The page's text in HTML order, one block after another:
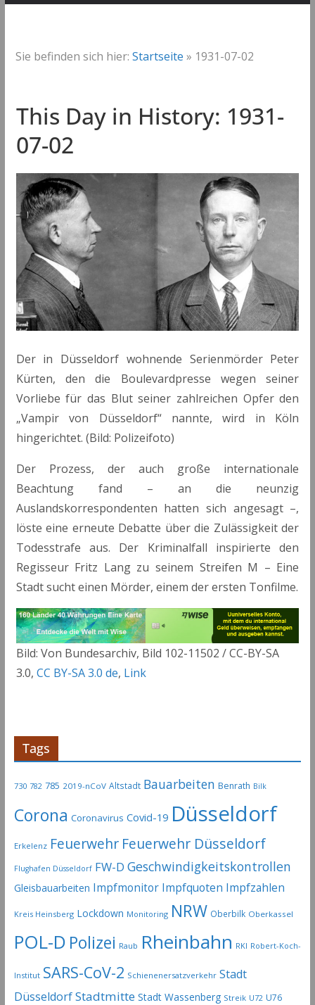
Sie befinden sich hier: Startseite » 1931-07-02
This Day in History: 1931-
07-02
Der in Düsseldorf wohnende Serienmörder Peter
Kürten, den die Boulevardpresse wegen seiner
Vorliebe für das Blut seiner zahlreichen Opfer den
„Vampir von Düsseldorf“ nannte, wird in Köln
hingerichtet. (Bild: Polizeifoto)
Der Prozess, der auch große internationale
Beachtung fand – an die neunzig
Auslandskorrespondenten hatten sich angesagt –,
löste eine erneute Debatte über die Zulässigkeit der
Todesstrafe aus. Der Kriminalfall inspirierte den
Regisseur Fritz Lang zu seinem Streifen M – Eine
Stadt sucht einen Mörder, einem der ersten Tonfilme.
Bild: Von Bundesarchiv, Bild 102-11502 / CC-BY-SA
3.0, CC BY-SA 3.0 de, Link
Tags
730 782 785 2019-nCoV Altstadt Bauarbeiten Benrath Bilk
Corona Coronavirus Covid-19 Düsseldorf
Erkelenz Feuerwehr Feuerwehr Düsseldorf
Flughafen Düsseldorf FW-D Geschwindigkeitskontrollen
Gleisbauarbeiten Impfmonitor Impfquoten Impfzahlen
Kreis Heinsberg Lockdown Monitoring NRW Oberbilk Oberkassel
POL-D Polizei Raub Rheinbahn RKI Robert-Koch-
Institut SARS-CoV-2 Schienenersatzverkehr Stadt
DüsseldorfStadtmitte Stadt Wassenberg Streik U72 U76